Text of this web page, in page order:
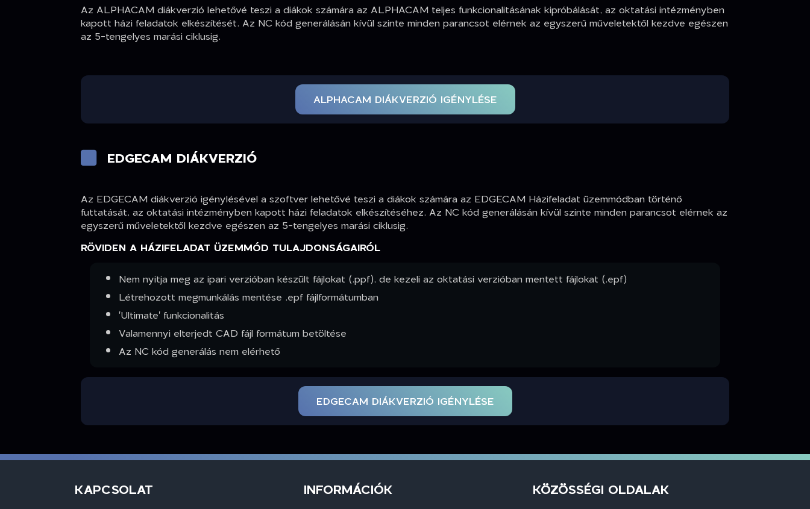
Az ALPHACAM diákverzió lehetővé teszi a diákok számára az ALPHACAM teljes funkcionalitásának kipróbálását, az oktatási intézményben
kapott házi feladatok elkészítését. Az NC kód generálásán kívül szinte minden parancsot elérnek az egyszerű műveletektől kezdve egészen
az 5-tengelyes marási ciklusig.
ALPHACAM DIÁKVERZIÓ IGÉNYLÉSE
EDGECAM DIÁKVERZIÓ
Az EDGECAM diákverzió igénylésével a szoftver lehetővé teszi a diákok számára az EDGECAM Házifeladat üzemmódban történő
futtatását, az oktatási intézményben kapott házi feladatok elkészítéséhez. Az NC kód generálásán kívül szinte minden parancsot elérnek az
egyszerű műveletektől kezdve egészen az 5-tengelyes marási ciklusig.
RÖVIDEN A HÁZIFELADAT ÜZEMMÓD TULAJDONSÁGAIRÓL
Nem nyitja meg az ipari verzióban készült fájlokat (.ppf), de kezeli az oktatási verzióban mentett fájlokat (.epf)
Létrehozott megmunkálás mentése .epf fájlformátumban
'Ultimate' funkcionalitás
Valamennyi elterjedt CAD fájl formátum betöltése
Az NC kód generálás nem elérhető
EDGECAM DIÁKVERZIÓ IGÉNYLÉSE
KAPCSOLAT INFORMÁCIÓK KÖZÖSSÉGI OLDALAK